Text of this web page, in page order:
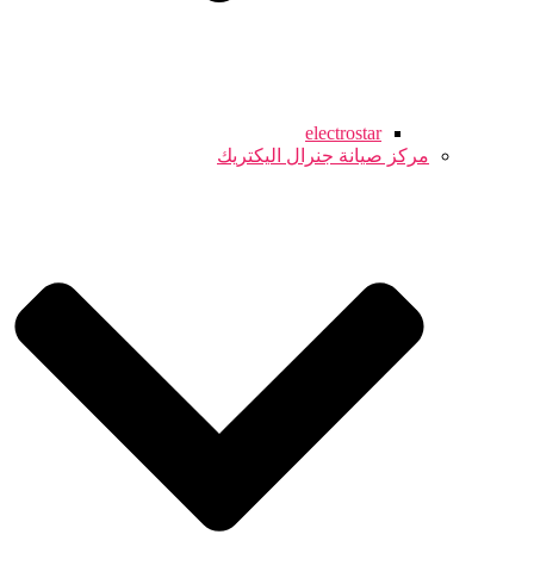
electrostar
مركز صيانة جنرال اليكتريك